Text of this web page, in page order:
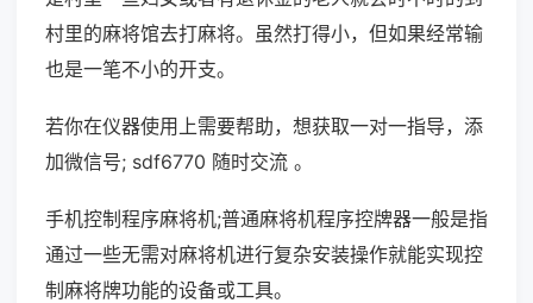
村里的麻将馆去打麻将。虽然打得小，但如果经常输
也是一笔不小的开支。
若你在仪器使用上需要帮助，想获取一对一指导，添
加微信号; sdf6770 随时交流 。
手机控制程序麻将机;普通麻将机程序控牌器一般是指
通过一些无需对麻将机进行复杂安装操作就能实现控
制麻将牌功能的设备或工具。